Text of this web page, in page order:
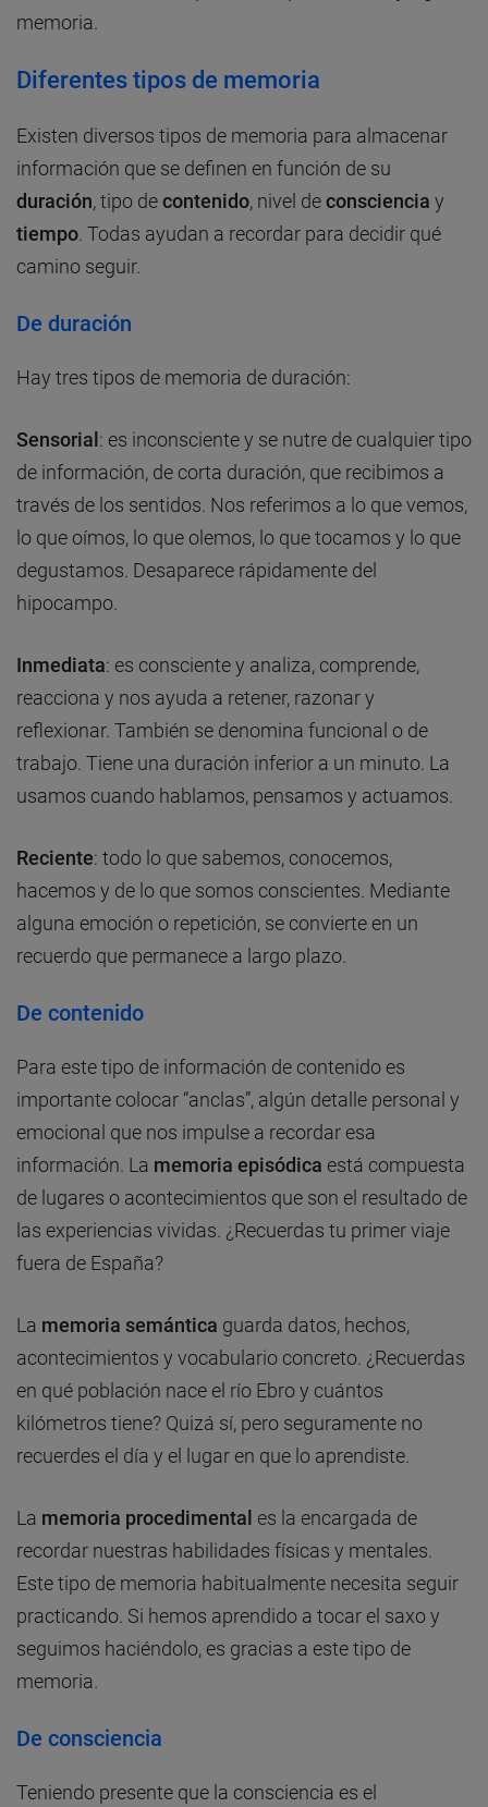
memoria.
Diferentes tipos de memoria
Existen diversos tipos de memoria para almacenar
información que se definen en función de su
duración, tipo decontenido, nivel deconsciencia y
tiempo. Todas ayudan a recordar para decidir qué
camino seguir.
De duración
Hay tres tipos de memoria de duración:
Sensorial : es inconsciente y se nutre de cualquier tipo
de información, de corta duración, que recibimos a
través de los sentidos. Nos referimos a lo que vemos,
lo que oímos, lo que olemos, lo que tocamos y lo que
degustamos. Desaparece rápidamente del
hipocampo.
Inmediata: es consciente y analiza, comprende,
reacciona y nos ayuda a retener, razonar y
reflexionar. También se denomina funcional o de
trabajo. Tiene una duración inferior a un minuto. La
usamos cuando hablamos, pensamos y actuamos.
Reciente: todo lo que sabemos, conocemos,
hacemos y de lo que somos conscientes. Mediante
alguna emoción o repetición, se convierte en un
recuerdo que permanece a largo plazo.
De contenido
Para este tipo de información de contenido es
importante colocar “anclas”, algún detalle personal y
emocional que nos impulse a recordar esa
información. La memoria episódica está compuesta
de lugares o acontecimientos que son el resultado de
las experiencias vividas. ¿Recuerdas tu primer viaje
fuera de España?
La memoria semántica guarda datos, hechos,
acontecimientos y vocabulario concreto. ¿Recuerdas
en qué población nace el río Ebro y cuántos
kilómetros tiene? Quizá sí, pero seguramente no
recuerdes el día y el lugar en que lo aprendiste.
La memoria procedimental es la encargada de
recordar nuestras habilidades físicas y mentales.
Este tipo de memoria habitualmente necesita seguir
practicando. Si hemos aprendido a tocar el saxo y
seguimos haciéndolo, es gracias a este tipo de
memoria.
De consciencia
Teniendo presente que la consciencia es el